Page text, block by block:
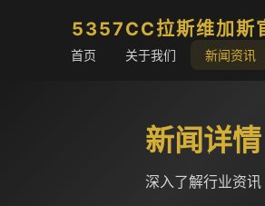
5357CC拉斯维加斯
首页 关于我们 新闻资讯
新闻详情
深入了解行业资讯